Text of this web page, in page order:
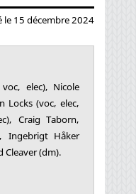
le 15 décembre 2024
elec), Nicole
Locks (voc, elec,
Craig Taborn,
Ingebrigt Håker
Cleaver (dm).